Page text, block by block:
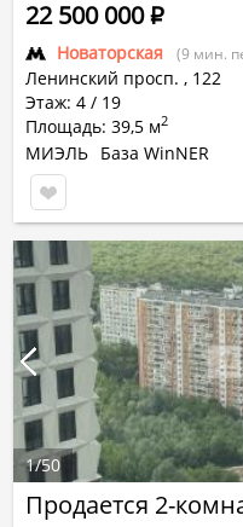
Новаторская (9 мин.
Ленинский просп. , 122
Этаж: 4 / 19
Площадь: 39,5 м2
22 500 000Р
МИЭЛЬ База WinNER
Продается 2-
1/50